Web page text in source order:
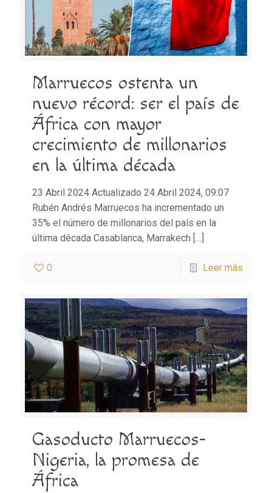
Marruecos ostenta un
nuevo récord: ser el país de
África con mayor
crecimiento de millonarios
en la última década
23 Abril 2024 Actualizado 24 Abril 2024, 09:07
Rubén Andrés Marruecos ha incrementado un
35% el número de millonarios del país en la
última década Casablanca, Marrakech […]
0 Leer más
Gasoducto Marruecos-
Nigeria, la promesa de
África